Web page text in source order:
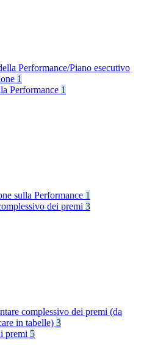
Performance/Piano esecutivo
1
Performance 1
sulla Performance 1
dei premi 3
complessivo dei premi (da
in tabelle) 3
premi 5